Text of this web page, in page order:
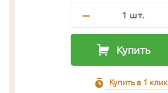
1 шт.
Купить
Купить в 1 клик